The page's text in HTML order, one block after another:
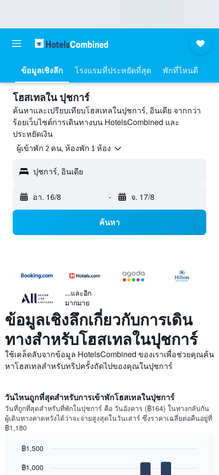
ข้อมูลเชิงลึก โรงแรมที่ประหยัดที่สุด พักที่ไหนดี
โฮสเทลใน ปุชการ์
ค้นหาและเปรียบเทียบโฮสเทลในปุชการ์, อินเดีย จากกว่า
ร้อยเว็บไซต์การเดินทางบน HotelsCombined และ
ประหยัดเงิน
ผู้เข้าพัก 2 คน, ห้องพัก 1 ห้อง
ปุชการ์, อินเดีย
อา. 16/8 - จ. 17/8
ค้นหา
...และอีก
มากมาย
ข้อมูลเชิงลึกเกี่ยวกับการเดิน
ทางสำหรับโฮสเทลในปุชการ์
ใช้เคล็ดลับจากข้อมูล HotelsCombined ของเราเพื่อช่วยคุณค้น
หาโฮสเทลสำหรับทริปครั้งถัดไปของคุณในปุชการ์
วันไหนถูกที่สุดสำหรับการเข้าพักโฮสเทลในปุชการ์
วันที่ถูกที่สุดสำหรับที่พักในปุชการ์ คือ วันอังคาร (฿164) ในทางกลับกัน
ผู้เดินทางคาดหวังได้ว่าจะจ่ายสูงสุดในวันเสาร์ ซึ่งราคาเฉลี่ยต่อคืนอยู่ที่
฿1,180
chart
graphic.
฿1,000
฿1,500